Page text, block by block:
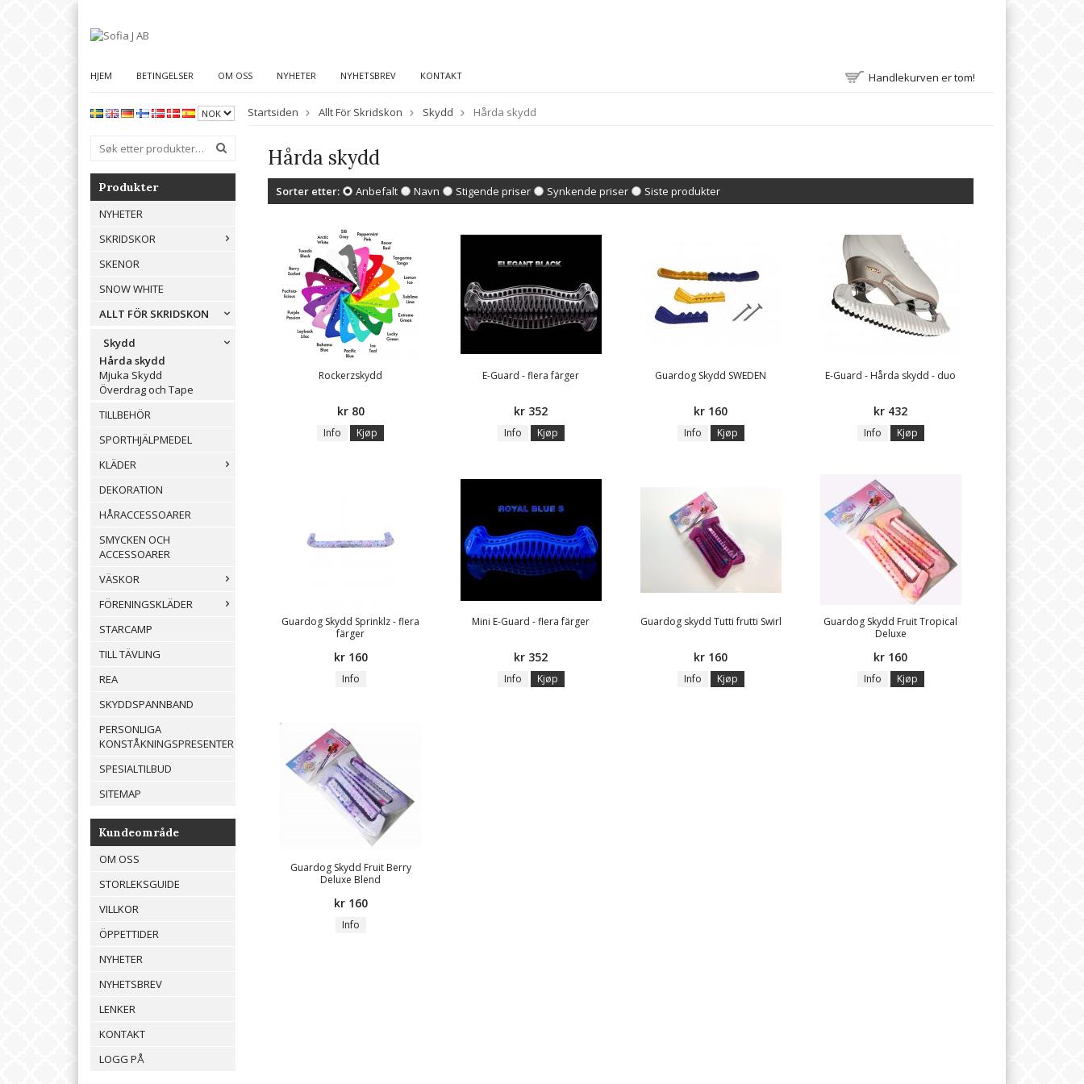
HJEM BETINGELSER OM OSS NYHETER NYHETSBREV KONTAKT Handlekurven er tom!
Produkter
NYHETER
SKRIDSKOR
SKENOR
SNOW WHITE
ALLT FÖR SKRIDSKON
Skydd
Hårda skydd
Mjuka Skydd
Överdrag och Tape
TILLBEHÖR
SPORTHJÄLPMEDEL
KLÄDER
DEKORATION
HÅRACCESSOARER
SMYCKEN OCH
ACCESSOARER
VÄSKOR
FÖRENINGSKLÄDER
STARCAMP
TILL TÄVLING
REA
SKYDDSPANNBAND
PERSONLIGA
KONSTÅKNINGSPRESENTER
SPESIALTILBUD
SITEMAP
Kundeområde
OM OSS
STORLEKSGUIDE
VILLKOR
ÖPPETTIDER
NYHETER
NYHETSBREV
LENKER
KONTAKT
LOGG PÅ
Startsiden Allt För Skridskon Skydd Hårda skydd
Hårda skydd
Sorter etter: Anbefalt Navn Stigende priser Synkende priser Siste produkter
Rockerzskydd
kr 80
Info Kjøp
E-Guard - flera färger
kr 352
Info Kjøp
Guardog Skydd SWEDEN
kr 160
Info Kjøp
E-Guard - Hårda skydd - duo
kr 432
Info Kjøp
Guardog Skydd Sprinklz - flera
färger
kr 160
Info
Mini E-Guard - flera färger
kr 352
Info Kjøp
Guardog skydd Tutti frutti Swirl
kr 160
Info Kjøp
Guardog Skydd Fruit Tropical
Deluxe
kr 160
Info Kjøp
Guardog Skydd Fruit Berry
Deluxe Blend
kr 160
Info